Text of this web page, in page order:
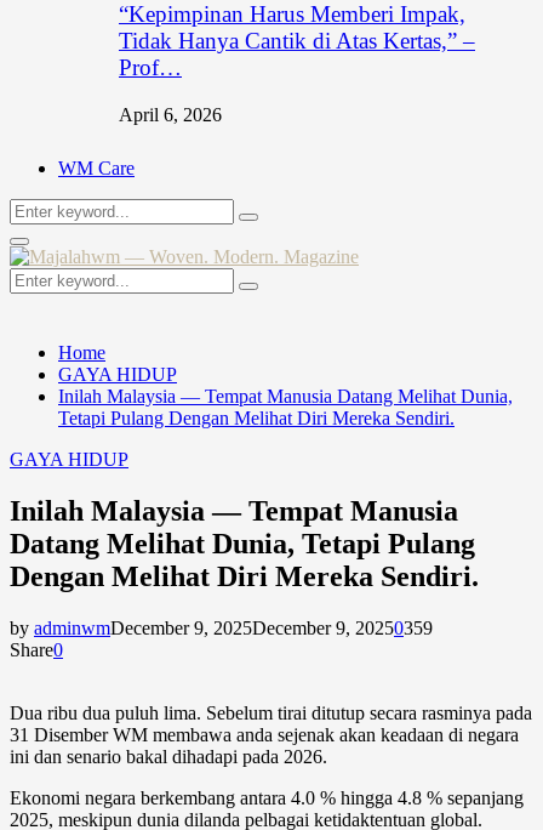
“Kepimpinan Harus Memberi Impak,
Tidak Hanya Cantik di Atas Kertas,” –
Prof…
April 6, 2026
WM Care
Search
for:
Search
Primary
Menu
Search
for:
Search
Home
GAYA HIDUP
Inilah Malaysia — Tempat Manusia Datang Melihat Dunia,
Tetapi Pulang Dengan Melihat Diri Mereka Sendiri.
GAYA HIDUP
Inilah Malaysia — Tempat Manusia
Datang Melihat Dunia, Tetapi Pulang
Dengan Melihat Diri Mereka Sendiri.
by adminwmDecember 9, 2025December 9, 20250359
Share0
Dua ribu dua puluh lima. Sebelum tirai ditutup secara rasminya pada
31 Disember WM membawa anda sejenak akan keadaan di negara
ini dan senario bakal dihadapi pada 2026.
Ekonomi negara berkembang antara 4.0 % hingga 4.8 % sepanjang
2025, meskipun dunia dilanda pelbagai ketidaktentuan global.